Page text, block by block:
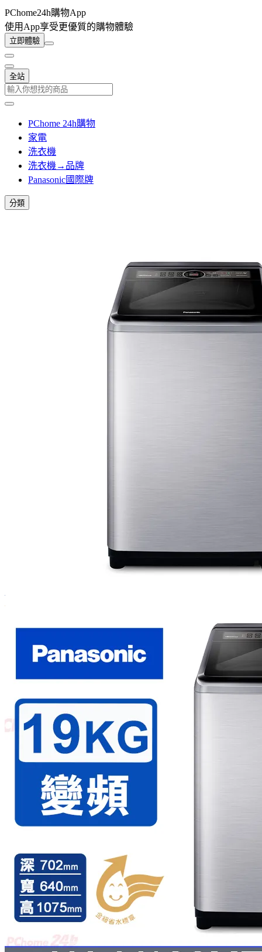
PChome24h購物App
使用App享受更優質的購物體驗
立即體驗
全站
PChome 24h購物
家電
洗衣機
洗衣機→品牌
Panasonic國際牌
分類